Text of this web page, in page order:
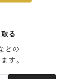
る
どの
す。